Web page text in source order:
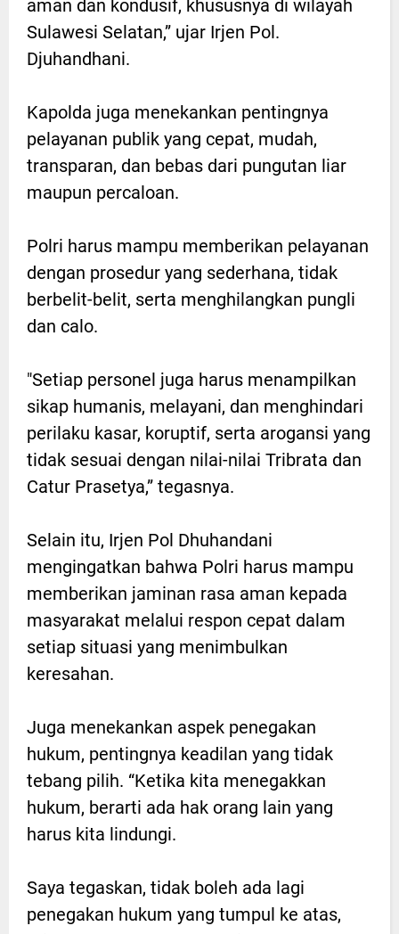
aman dan kondusif, khususnya di wilayah
Sulawesi Selatan,” ujar Irjen Pol.
Djuhandhani.
Kapolda juga menekankan pentingnya
pelayanan publik yang cepat, mudah,
transparan, dan bebas dari pungutan liar
maupun percaloan.
Polri harus mampu memberikan pelayanan
dengan prosedur yang sederhana, tidak
berbelit-belit, serta menghilangkan pungli
dan calo.
"Setiap personel juga harus menampilkan
sikap humanis, melayani, dan menghindari
perilaku kasar, koruptif, serta arogansi yang
tidak sesuai dengan nilai-nilai Tribrata dan
Catur Prasetya,” tegasnya.
Selain itu, Irjen Pol Dhuhandani
mengingatkan bahwa Polri harus mampu
memberikan jaminan rasa aman kepada
masyarakat melalui respon cepat dalam
setiap situasi yang menimbulkan
keresahan.
Juga menekankan aspek penegakan
hukum, pentingnya keadilan yang tidak
tebang pilih. “Ketika kita menegakkan
hukum, berarti ada hak orang lain yang
harus kita lindungi.
Saya tegaskan, tidak boleh ada lagi
penegakan hukum yang tumpul ke atas,